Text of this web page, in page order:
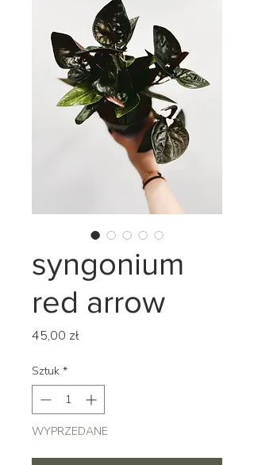
syngonium
red arrow
45,00 złCena
Sztuk *
WYPRZEDANE